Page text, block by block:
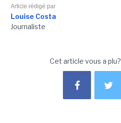
Article rédigé par
Louise Costa
Journaliste
Cet article vous a plu?